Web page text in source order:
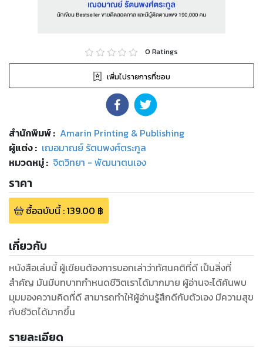
0 Ratings
เพิ่มไปรายการที่ชอบ
สำนักพิมพ์: Amarin Printing & Publishing
ผู้แต่ง : เฌอมาณย์ รัตนพงศ์ตระกูล
หมวดหมู่: จิตวิทยา - พัฒนาตนเอง
ราคา
ซื้อฉบับนี้:139.00 ฿
เกี่ยวกับ
หนังสือเล่มนี้ ผู้เขียนต้องการบอกเล่าว่าทัศนคติที่ดี เป็นสิ่งที่
สำคัญ มันมีบทบาทกำหนดชีวิตเราได้มากมาย ผู้อ่านจะได้ค้นพบ
มุมมองความคิดที่ดี สามารถทำให้ผู้อ่านรู้สึกดีกับตัวเอง มีความสุข
กับชีวิตได้มากขึ้น
รายละเอียด